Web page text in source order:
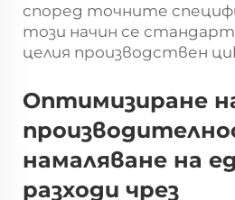
според точните
този начин се
целия производствен
Оптимизиране
намаляване на
разходи чрез